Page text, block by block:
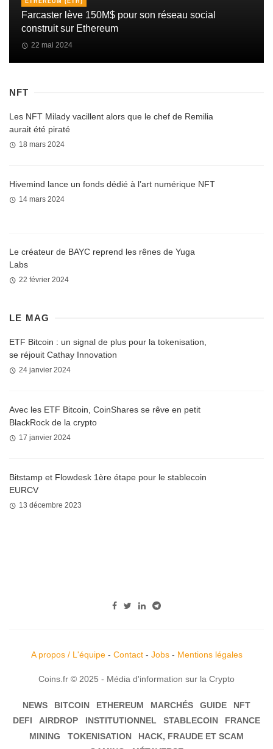
Farcaster lève 150M$ pour son réseau social
construit sur Ethereum
22 mai 2024
NFT
Les NFT Milady vacillent alors que le chef de Remilia
aurait été piraté
18 mars 2024
Hivemind lance un fonds dédié à l’art numérique NFT
14 mars 2024
Le créateur de BAYC reprend les rênes de Yuga
Labs
22 février 2024
LE MAG
ETF Bitcoin : un signal de plus pour la tokenisation,
se réjouit Cathay Innovation
24 janvier 2024
Avec les ETF Bitcoin, CoinShares se rêve en petit
BlackRock de la crypto
17 janvier 2024
Bitstamp et Flowdesk 1ère étape pour le stablecoin
EURCV
13 décembre 2023
A propos / L'équipe- Contact- Jobs- Mentions légales
Coins.fr © 2025 - Média d'information sur la Crypto
NEWS BITCOIN ETHEREUM MARCHÉS GUIDE
NFT
DEFI
AIRDROP INSTITUTIONNEL STABLECOIN
FRANCE
MINING
TOKENISATION
HACK, FRAUDE ET SCAM